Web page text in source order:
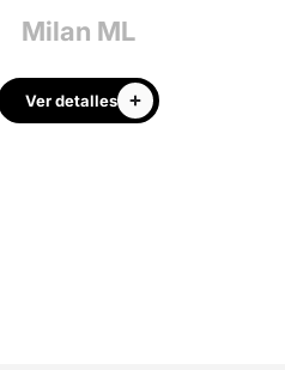
Milan ML
Ver detalles